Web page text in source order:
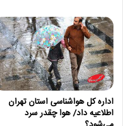
اداره کل هواشناسی استان تهران
اطلاعیه داد/ هوا چقدر سرد